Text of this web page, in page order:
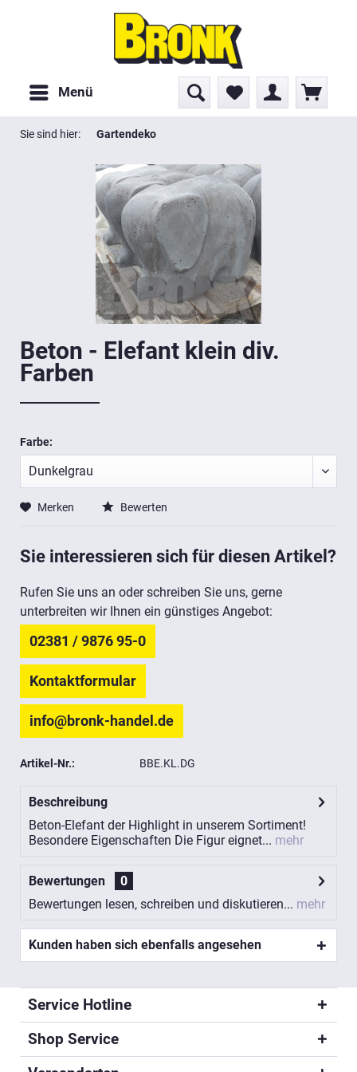
Menü
Sie sind hier: Gartendeko
Beton - Elefant klein div.
Farben
Farbe:
Merken Bewerten
Sie interessieren sich für diesen Artikel?
Rufen Sie uns an oder schreiben Sie uns, gerne
unterbreiten wir Ihnen ein günstiges Angebot:
02381 / 9876 95-0
Kontaktformular
info@bronk-handel.de
Artikel-Nr.: BBE.KL.DG
Beschreibung
Beton-Elefant der Highlight in unserem Sortiment!
Besondere Eigenschaften Die Figur eignet... mehr
Bewertungen
0
Bewertungen lesen, schreiben und diskutieren... mehr
Kunden haben sich ebenfalls angesehen
Service Hotline
Shop Service